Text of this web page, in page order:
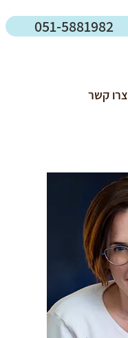
051-5881982
צרו קשר